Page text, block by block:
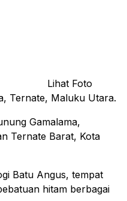
Lihat Foto
Ternate, Maluku Utara.
Gamalama,
Ternate Barat, Kota
Batu Angus, tempat
hitam berbagai